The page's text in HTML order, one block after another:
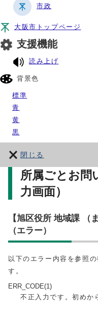
市政
大阪市トップページ
支援機能
読み上げ
背景色
標準
青
黄
黒
閉じる
所属ごとお問
力画面）
【旭区役所 地域課 （
（エラー）
以下のエラー内容を参照
す。
ERR_CODE(1)
不正入力です。初めか